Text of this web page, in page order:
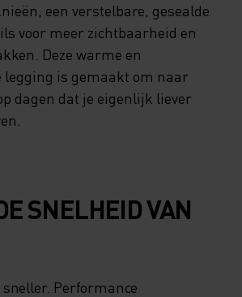
een verstelbare, gesealde
voor meer zichtbaarheid en
Deze warme en
legging is gemaakt om naar
dagen dat je eigenlijk liever
SNELHEID VAN
sneller. Performance